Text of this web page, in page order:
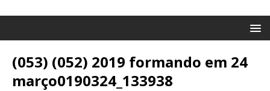
(053) (052) 2019 formando em 24
março0190324_133938